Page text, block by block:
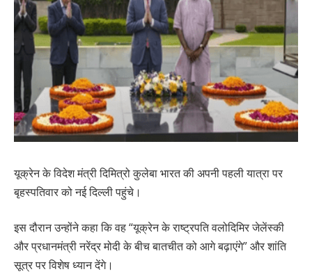
यूक्रेन के विदेश मंत्री दिमित्रो कुलेबा भारत की अपनी पहली यात्रा पर
बृहस्पतिवार को नई दिल्ली पहुंचे।
इस दौरान उन्होंने कहा कि वह “यूक्रेन के राष्ट्रपति वलोदिमिर जेलेंस्की
और प्रधानमंत्री नरेंद्र मोदी के बीच बातचीत को आगे बढ़ाएंगे” और शांति
सूत्र पर विशेष ध्यान देंगे।